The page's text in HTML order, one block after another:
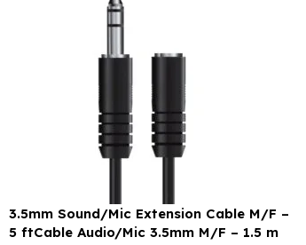
3.5mm Sound/Mic Extension Cable M/F –
5 ftCable Audio/Mic 3.5mm M/F – 1.5 m